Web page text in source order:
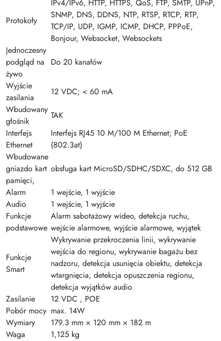
Protokoły
IPv4/IPv6, HTTP, HTTPS, QoS, FTP, SMTP, UPnP,
SNMP, DNS, DDNS, NTP, RTSP, RTCP, RTP,
TCP/IP, UDP, IGMP, ICMP, DHCP, PPPoE,
Bonjour, Websocket, Websockets
Jednoczesny
podgląd na
żywo
Do 20 kanałów
Wyjście
zasilania
12 VDC; < 60 mA
Wbudowany
głośnik
TAK
Interfejs
Ethernet
Interfejs RJ45 10 M/100 M Ethernet; PoE
(802.3at)
Wbudowane
gniazdo kart
pamięci,
obsługa kart MicroSD/SDHC/SDXC, do 512 GB
Alarm
1 wejście, 1 wyjście
Audio
1 wejście, 1 wyjście
Funkcje
podstawowe
Alarm sabotażowy wideo, detekcja ruchu,
wejście alarmowe, wyjście alarmowe, wyjątek
Funkcje
Smart
Wykrywanie przekroczenia linii, wykrywanie
wejścia do regionu, wykrywanie bagażu bez
nadzoru, detekcja usunięcia obiektu, detekcja
wtargnięcia, detekcja opuszczenia regionu,
detekcja wyjątków audio
Zasilanie
12 VDC , POE
Pobór mocy max. 14W
Wymiary
179.3 mm × 120 mm × 182 m
Waga
1,125 kg